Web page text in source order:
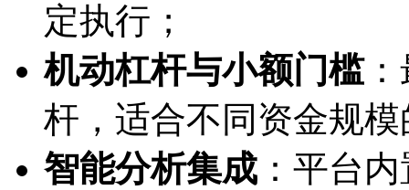
定执行；
机动杠杆与小额门槛：
杆，适合不同资金规
智能分析集成 ：平台